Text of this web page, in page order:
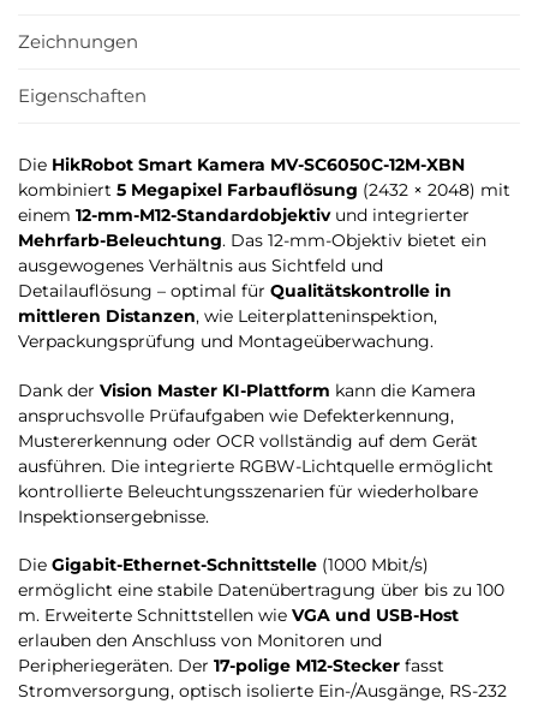
Zeichnungen
Eigenschaften
Die HikRobot Smart Kamera MV-SC6050C-12M-XBN
kombiniert 5 Megapixel Farbauflösung (2432 × 2048) mit
einem 12-mm-M12-Standardobjektivund integrierter
Mehrfarb-Beleuchtung. Das 12-mm-Objektiv bietet ein
ausgewogenes Verhältnis aus Sichtfeld und
Detailauflösung – optimal für Qualitätskontrolle in
mittleren Distanzen, wie Leiterplatteninspektion,
Verpackungsprüfung und Montageüberwachung.
Dank der Vision Master KI-Plattform kann die Kamera
anspruchsvolle Prüfaufgaben wie Defekterkennung,
Mustererkennung oder OCR vollständig auf dem Gerät
ausführen. Die integrierte RGBW-Lichtquelle ermöglicht
kontrollierte Beleuchtungsszenarien für wiederholbare
Inspektionsergebnisse.
Die Gigabit-Ethernet-Schnittstelle (1000 Mbit/s)
ermöglicht eine stabile Datenübertragung über bis zu 100
m. Erweiterte Schnittstellen wie VGA und USB-Host
erlauben den Anschluss von Monitoren und
Peripheriegeräten. Der 17-polige M12-Stecker fasst
Stromversorgung, optisch isolierte Ein-/Ausgänge, RS-232